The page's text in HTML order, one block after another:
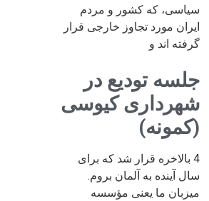
سیاسی، که کشور و مردم
ایران مورد تجاوز خارجی قرار
گرفته اند و
جلسه تودیع در
شهرداری کیوسی
(کمونه)
4 بالاخره قرار شد که برای
سال آینده به آلمان بروم.
میزبان ما یعنی مؤسسه